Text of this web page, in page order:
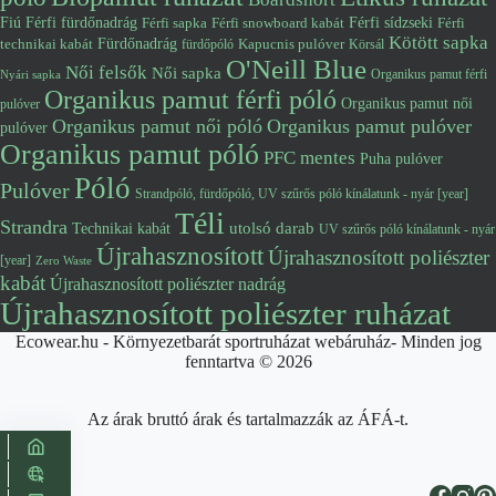
Fiú Férfi fürdőnadrág Férfi sapka Férfi snowboard kabát Férfi sídzseki Férfi
technikai kabát Fürdőnadrág fürdőpóló Kapucnis pulóver Körsál Kötött sapka
Nyári sapka Női felsők Női sapka O'Neill Blue Organikus pamut férfi
pulóver Organikus pamut férfi póló Organikus pamut női
pulóver Organikus pamut női póló Organikus pamut pulóver
Organikus pamut póló PFC mentes Puha pulóver
PulóverPóló Strandpóló, fürdőpóló, UV szűrős póló kínálatunk - nyár [year]
Strandra Technikai kabát Téli utolsó darab UV szűrős póló kínálatunk - nyár
[year] Zero Waste ÚjrahasznosítottÚjrahasznosított poliészter
kabát Újrahasznosított poliészter nadrág
Újrahasznosított poliészter ruházat
Ecowear.hu - Környezetbarát sportruházat webáruház- Minden jog
fenntartva © 2026
Az árak bruttó árak és tartalmazzák az ÁFÁ-t.